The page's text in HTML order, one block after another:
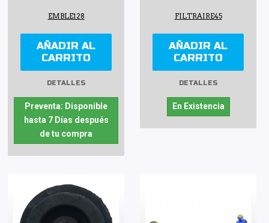
EMBLE128
AÑADIR AL
CARRITO
DETALLES
Preventa: Disponible
hasta 7 Días después
de tu compra
FILTRAIRE45
AÑADIR AL
CARRITO
DETALLES
En Existencia